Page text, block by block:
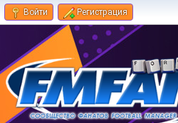
Войти Регистрация